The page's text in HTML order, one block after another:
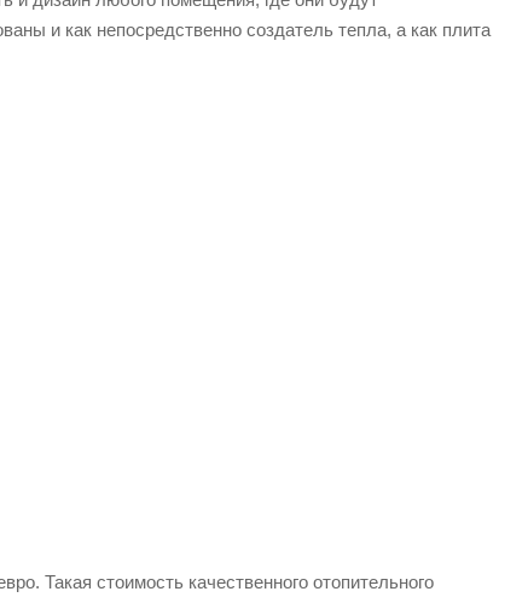
и как непосредственно создатель тепла, а как плита
Такая стоимость качественного отопительного